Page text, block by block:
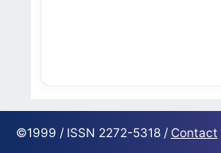
©1999 / ISSN 2272-5318 / Contact